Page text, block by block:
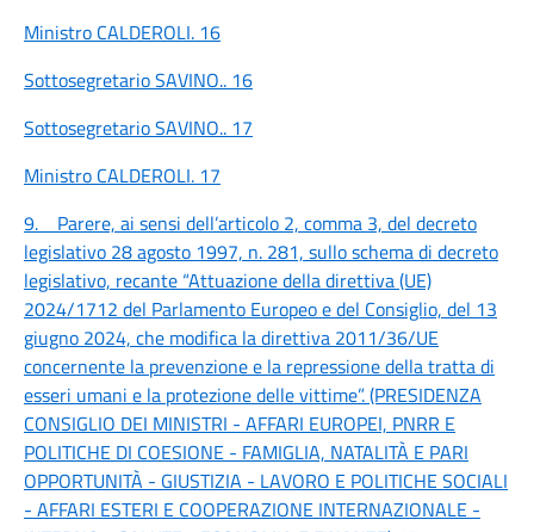
Ministro CALDEROLI. 16
Sottosegretario SAVINO.. 16
Sottosegretario SAVINO.. 17
Ministro CALDEROLI. 17
9. Parere, ai sensi dell’articolo 2, comma 3, del decreto
legislativo 28 agosto 1997, n. 281, sullo schema di decreto
legislativo, recante “Attuazione della direttiva (UE)
2024/1712 del Parlamento Europeo e del Consiglio, del 13
giugno 2024, che modifica la direttiva 2011/36/UE
concernente la prevenzione e la repressione della tratta di
esseri umani e la protezione delle vittime”. (PRESIDENZA
CONSIGLIO DEI MINISTRI - AFFARI EUROPEI, PNRR E
POLITICHE DI COESIONE - FAMIGLIA, NATALITÀ E PARI
OPPORTUNITÀ - GIUSTIZIA - LAVORO E POLITICHE SOCIALI
- AFFARI ESTERI E COOPERAZIONE INTERNAZIONALE -